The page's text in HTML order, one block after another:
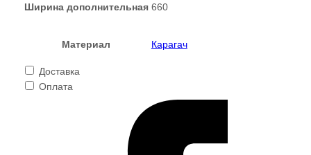
Ширина дополнительная 660
Материал Карагач
Доставка
Оплата